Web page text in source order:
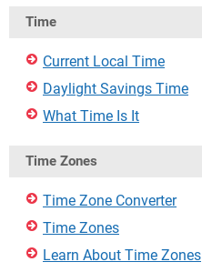
Time
Current Local Time
Daylight Savings Time
What Time Is It
Time Zones
Time Zone Converter
Time Zones
Learn About Time Zones